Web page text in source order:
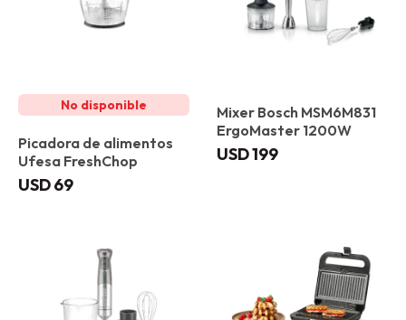
Picadora de alimentos
Ufesa FreshChop
USD69
Mixer Bosch MSM6M831
ErgoMaster 1200W
USD199